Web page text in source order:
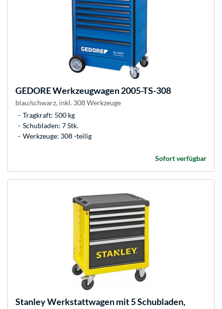
GEDOREWerkzeugwagen 2005-TS-308
blau/schwarz, inkl. 308 Werkzeuge
Tragkraft: 500 kg
Schubladen: 7 Stk.
Werkzeuge: 308 -teilig
Sofort verfügbar
StanleyWerkstattwagen mit 5 Schubladen,